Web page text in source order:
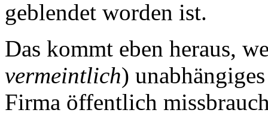
geblendet worden ist.
Das kommt eben heraus,
vermeintlich)
Firma öffentlich